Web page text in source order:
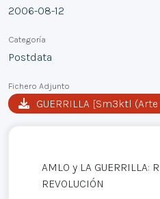
2006-08-12
Categoría
Postdata
Fichero Adjunto
GUERRILLA [Sm3ktl
AMLO y LA GUERRILLA:
REVOLUCIÓN